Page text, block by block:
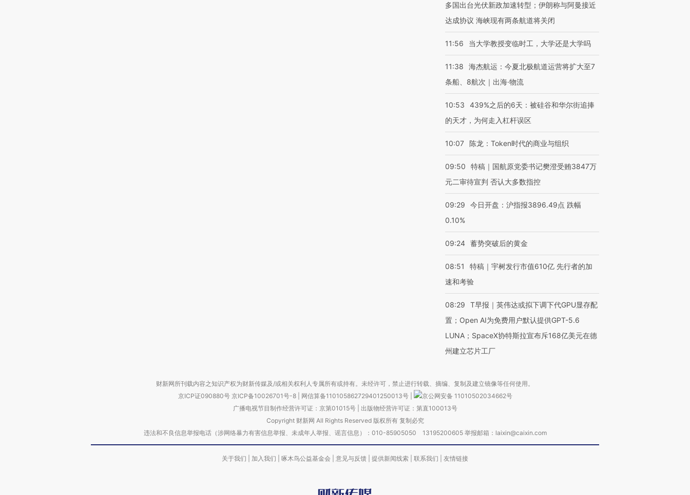
多国出台光伏新政加速转型；伊朗称与阿曼接近
达成协议 海峡现有两条航道将关闭
11:56 当大学教授变临时工，大学还是大学吗
11:38
海杰航运：今夏北极航道运营将扩大至7
条船、8航次｜出海·物流
10:53
439%之后的6天：被硅谷和华尔街追捧
的天才，为何走入杠杆误区
10:07 陈龙：Token时代的商业与组织
09:50
特稿｜国航原党委书记樊澄受贿3847万
元二审待宣判 否认大多数指控
09:29
今日开盘：沪指报3896.49点 跌幅
0.10%
09:24 蓄势突破后的黄金
08:51
特稿｜宇树发行市值610亿 先行者的加
速和考验
08:29
T早报｜英伟达或拟下调下代GPU显存配
置；Open AI为免费用户默认提供GPT-5.6
LUNA；SpaceX协特斯拉宣布斥168亿美元在德
州建立芯片工厂
财新网所刊载内容之知识产权为财新传媒及/或相关权利人专属所有或持有。未经许可，禁止进行转载、摘编、复制及建立镜像等任何使用。
京ICP证090880号 京ICP备10026701号-8 网信算备110105862729401250013号
京公网安备 11010502034662号
广播电视节目制作经营许可证：京第01015号| 出版物经营许可证：第直100013号
Copyright 财新网 All Rights Reserved 版权所有 复制必究
违法和不良信息举报电话（涉网络暴力有害信息举报、未成年人举报、谣言信息）：010-85905050 13195200605 举报邮箱：laixin@caixin.com
关于我们 加入我们 啄木鸟公益基金会 意见与反馈 提供新闻线索 联系我们 友情链接